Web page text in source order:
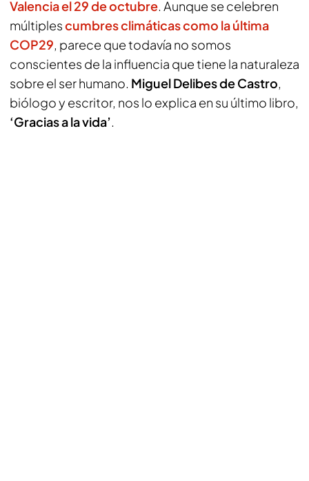
Valencia el 29 de octubre. Aunque se celebren
múltiplescumbres climáticas como la última
COP29, parece que todavía no somos
conscientes de la influencia que tiene la naturaleza
sobre el ser humano. Miguel Delibes de Castro,
biólogo y escritor, nos lo explica en su último libro,
‘Gracias a la vida’.